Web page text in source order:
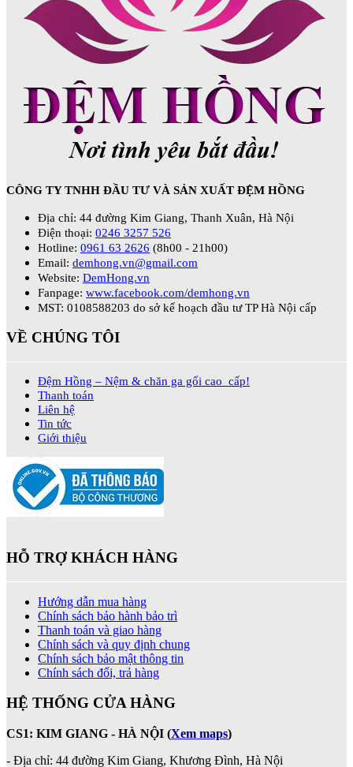
CÔNG TY TNHH ĐẦU TƯ VÀ SẢN XUẤT ĐỆM HỒNG
Địa chỉ: 44 đường Kim Giang, Thanh Xuân, Hà Nội
Điện thoại: 0246 3257 526
Hotline: 0961 63 2626 (8h00 - 21h00)
Email: demhong.vn@gmail.com
Website: DemHong.vn
Fanpage: www.facebook.com/demhong.vn
MST: 0108588203 do sở kế hoạch đầu tư TP Hà Nội cấp
VỀ CHÚNG TÔI
Đệm Hồng – Nệm & chăn ga gối cao cấp!
Thanh toán
Liên hệ
Tin tức
Giới thiệu
HỖ TRỢ KHÁCH HÀNG
Hướng dẫn mua hàng
Chính sách bảo hành bảo trì
Thanh toán và giao hàng
Chính sách và quy định chung
Chính sách bảo mật thông tin
Chính sách đổi, trả hàng
HỆ THỐNG CỬA HÀNG
CS1: KIM GIANG - HÀ NỘI (Xem maps)
- Địa chỉ: 44 đường Kim Giang, Khương Đình, Hà Nội